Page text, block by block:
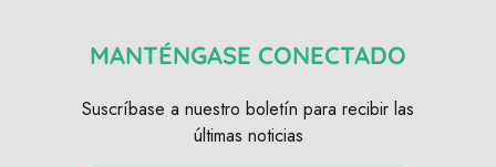
MANTÉNGASE CONECTADO
Suscríbase a nuestro boletín para recibir las
últimas noticias